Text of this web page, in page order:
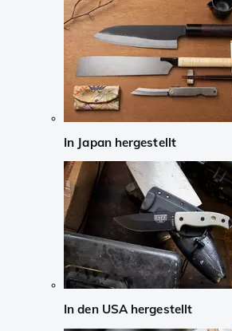
In Japan hergestellt
In den USA hergestellt